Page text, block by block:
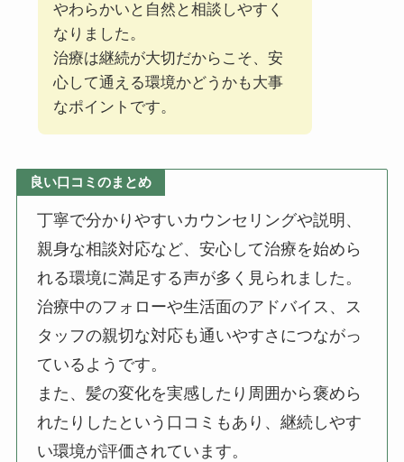
やわらかいと自然と相談しやすく
なりました。
治療は継続が大切だからこそ、安
心して通える環境かどうかも大事
なポイントです。
良い口コミのまとめ
丁寧で分かりやすいカウンセリングや説明、
親身な相談対応など、安心して治療を始めら
れる環境に満足する声が多く見られました。
治療中のフォローや生活面のアドバイス、ス
タッフの親切な対応も通いやすさにつながっ
ているようです。
また、髪の変化を実感したり周囲から褒めら
れたりしたという口コミもあり、継続しやす
い環境が評価されています。